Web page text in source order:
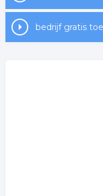
bedrijf gratis